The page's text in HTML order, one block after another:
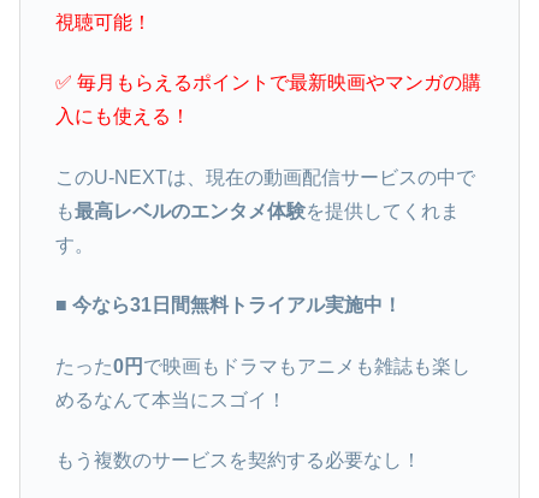
視聴可能！
✅ 毎月もらえるポイントで最新映画やマンガの購
入にも使える！
このU-NEXTは、現在の動画配信サービスの中で
も最高レベルのエンタメ体験を提供してくれま
す。
■ 今なら31日間無料トライアル実施中！
たった0円 で映画もドラマもアニメも雑誌も楽し
めるなんて本当にスゴイ！
もう複数のサービスを契約する必要なし！